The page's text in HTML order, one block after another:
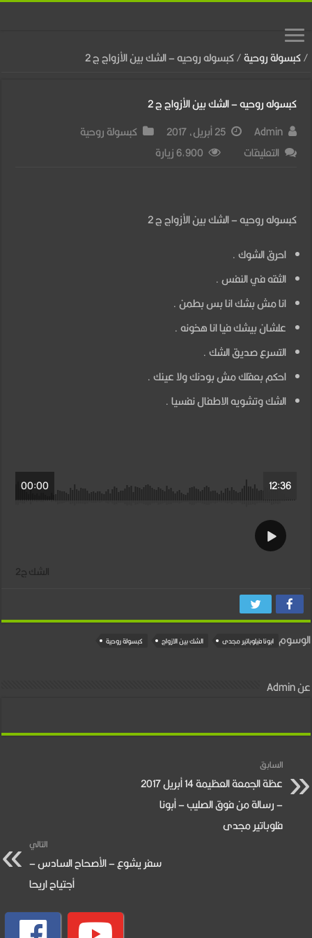
/كبسولة روحية/كبسوله روحيه – الشك بين الأزواج ج 2
كبسوله روحيه – الشك بين الأزواج ج 2
Admin
25 أبريل، 2017
كبسولة روحية
التعليقات
–
بين
الأزواج
ج
2
مغلقة
6,900 زيارة
كبسوله روحيه – الشك بين الأزواج ج 2
احرق الشوك .
الثقه في النفس .
انا مش بشك انا بس بطمن .
علشان بيشك فيا انا هخونه .
التسرع صديق الشك .
احكم بعقلك مش بودنك ولا عينك .
الشك وتشويه الاطفال نفسيا .
12:36
00:00
الشك ج2
الوسوم ابونا فيلوباتير مجدى الشك بين الازواج كبسولة روحية
عن Admin
السابق
عظة الجمعة العظيمة 14 أبريل 2017
– رسالة من فوق الصليب – أبونا
فلوباتير مجدى
التالي
سفر يشوع – الأصحاح السادس –
أجتياح اريحا